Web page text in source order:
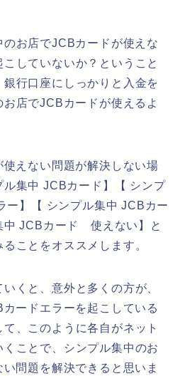
お店でJCBカードが使えな
していないか？ということ
行口座にしっかりと入金を
店でJCBカードが使えるよ
えない問題が解決しない場
集中 JCBカード】【 シンプ
】【 シンプル集中 JCBカー
JCBカード 使えない】と
ことをオススメします。
くと、意外と多くの方が、
ードエラーを起こしている
、このように各自がネット
ことで、シンプル集中のお
問題を解決できると思いま